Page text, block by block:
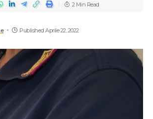
Published Aprile 22, 2022
2 Min Read